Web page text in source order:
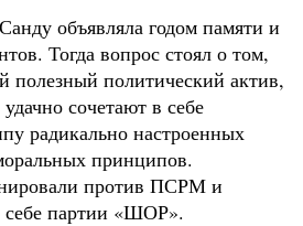
объявляла годом памяти и
Тогда вопрос стоял о том,
полезный политический актив,
сочетают в себе
радикально настроенных
принципов.
против ПСРМ и
себе партии «ШОР».